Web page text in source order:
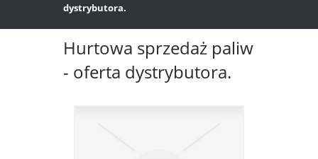
dystrybutora.
Hurtowa sprzedaż paliw
- oferta dystrybutora.